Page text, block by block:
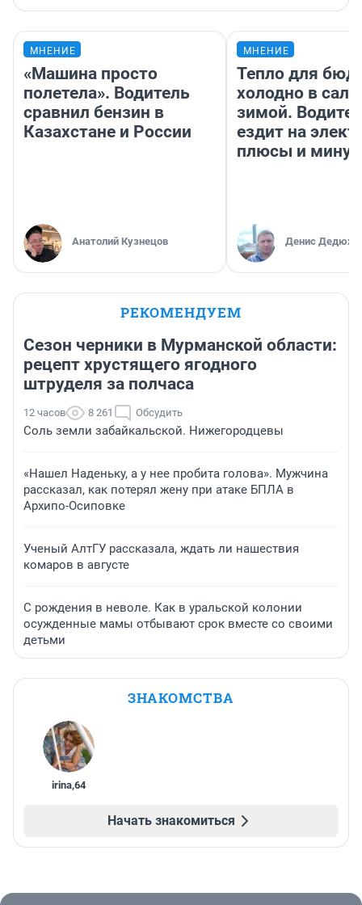
МНЕНИЕ
«Машина просто
полетела». Водитель
сравнил бензин в
Казахстане и России
Анатолий Кузнецов
МНЕНИЕ
Тепло для
холодно в
зимой.
ездит на
плюсы и
Денис
РЕКОМЕНДУЕМ
Сезон черники в Мурманской области:
рецепт хрустящего ягодного
штруделя за полчаса
12 часов 8 261 Обсудить
Соль земли забайкальской. Нижегородцевы
«Нашел Наденьку, а у нее пробита голова». Мужчина
рассказал, как потерял жену при атаке БПЛА в
Архипо-Осиповке
Ученый АлтГУ рассказала, ждать ли нашествия
комаров в августе
С рождения в неволе. Как в уральской колонии
осужденные мамы отбывают срок вместе со своими
детьми
ЗНАКОМСТВА
irina,64
Начать знакомиться